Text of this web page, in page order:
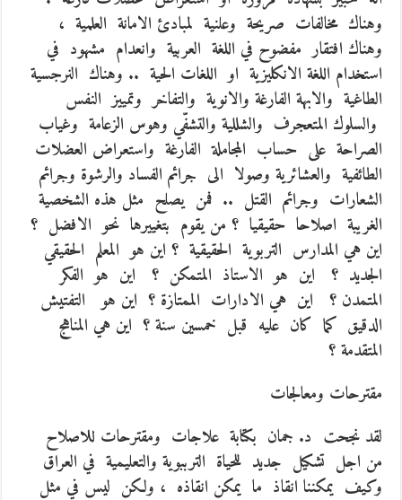
وهناك مخالفات صريحة وعلنية لمبادئ الامانة العلمية ،
وهناك افتقار مفضوح في اللغة العربية وانعدام مشهود في
استخدام اللغة الانكليزية او اللغات الحية .. وهناك النرجسية
الطاغية والابهة الفارغة والانوية والتفاخر وتمييز النفس
والسلوك المتعجرف والشللية والتشفّي وهوس الزعامة وغياب
الصراحة على حساب المجاملة الفارغة واستعراض العضلات
الطائفية والعشائرية وصولا الى جرائم الفساد والرشوة وجرائم
الشعارات وجرائم القتل .. فمن يصلح مثل هذه الشخصية
الغريبة اصلاحا حقيقيا ؟ من يقوم بتغييرها نحو الافضل ؟
اين هي المدارس التربوية الحقيقية ؟ اين هو المعلم الحقيقي
الجديد ؟ اين هو الاستاذ المتمكن ؟ اين هو الفكر
المتمدن ؟ اين هي الادارات الممتازة ؟ اين هو التفتيش
الدقيق كما كان عليه قبل خمسين سنة ؟ اين هي المناهج
المتقدمة ؟
مقترحات ومعالجات
لقد نجحت د. جمان بكتابة علاجات ومقترحات للاصلاح
من اجل تشكيل جديد للحياة الترببوية والتعليمية في العراق
وكيف يمكننا انقاذ ما يمكن انقاذه ، ولكن ليس في مثل